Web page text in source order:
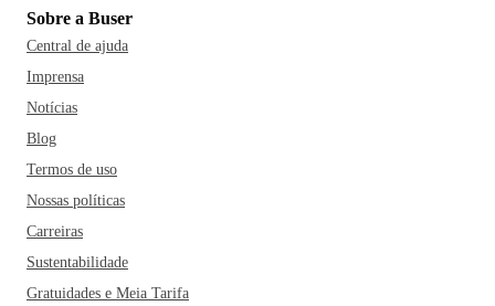
Sobre a Buser
Central de ajuda
Imprensa
Notícias
Blog
Termos de uso
Nossas políticas
Carreiras
Sustentabilidade
Gratuidades e Meia Tarifa